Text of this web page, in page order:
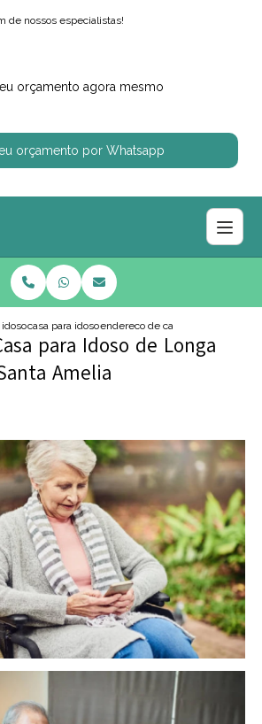
de nossos especialistas!
orçamento agora mesmo
orçamento por Whatsapp
idososcasa para idoso com alzheimerendereco de casa para idoso de
para Idoso de Longa
Amelia